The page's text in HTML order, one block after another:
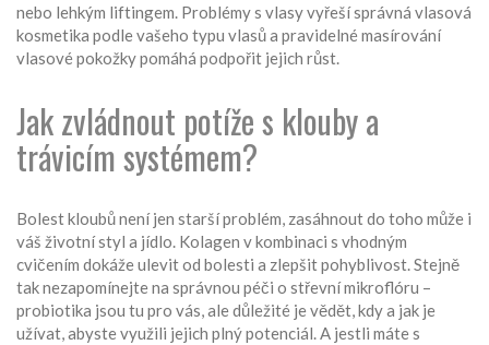
nebo lehkým liftingem. Problémy s vlasy vyřeší správná vlasová
kosmetika podle vašeho typu vlasů a pravidelné masírování
vlasové pokožky pomáhá podpořit jejich růst.
Jak zvládnout potíže s klouby a
trávicím systémem?
Bolest kloubů není jen starší problém, zasáhnout do toho může i
váš životní styl a jídlo. Kolagen v kombinaci s vhodným
cvičením dokáže ulevit od bolesti a zlepšit pohyblivost. Stejně
tak nezapomínejte na správnou péči o střevní mikroflóru –
probiotika jsou tu pro vás, ale důležité je vědět, kdy a jak je
užívat, abyste využili jejich plný potenciál. A jestli máte s